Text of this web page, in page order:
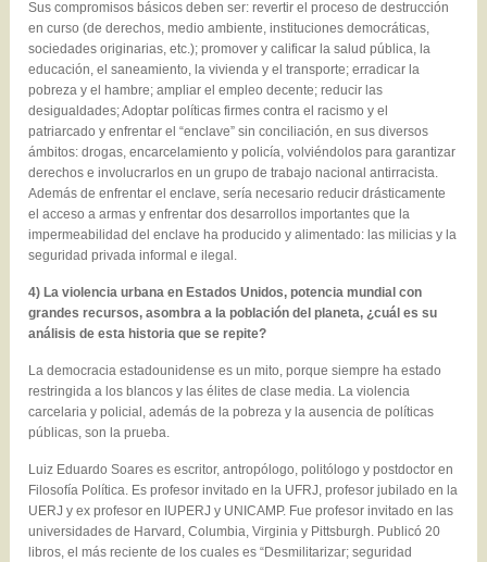
Sus compromisos básicos deben ser: revertir el proceso de destrucción
en curso (de derechos, medio ambiente, instituciones democráticas,
sociedades originarias, etc.); promover y calificar la salud pública, la
educación, el saneamiento, la vivienda y el transporte; erradicar la
pobreza y el hambre; ampliar el empleo decente; reducir las
desigualdades; Adoptar políticas firmes contra el racismo y el
patriarcado y enfrentar el “enclave” sin conciliación, en sus diversos
ámbitos: drogas, encarcelamiento y policía, volviéndolos para garantizar
derechos e involucrarlos en un grupo de trabajo nacional antirracista.
Además de enfrentar el enclave, sería necesario reducir drásticamente
el acceso a armas y enfrentar dos desarrollos importantes que la
impermeabilidad del enclave ha producido y alimentado: las milicias y la
seguridad privada informal e ilegal.
4) La violencia urbana en Estados Unidos, potencia mundial con
grandes recursos, asombra a la población del planeta, ¿cuál es su
análisis de esta historia que se repite?
La democracia estadounidense es un mito, porque siempre ha estado
restringida a los blancos y las élites de clase media. La violencia
carcelaria y policial, además de la pobreza y la ausencia de políticas
públicas, son la prueba.
Luiz Eduardo Soares es escritor, antropólogo, politólogo y postdoctor en
Filosofía Política. Es profesor invitado en la UFRJ, profesor jubilado en la
UERJ y ex profesor en IUPERJ y UNICAMP. Fue profesor invitado en las
universidades de Harvard, Columbia, Virginia y Pittsburgh. Publicó 20
libros, el más reciente de los cuales es “Desmilitarizar; seguridad